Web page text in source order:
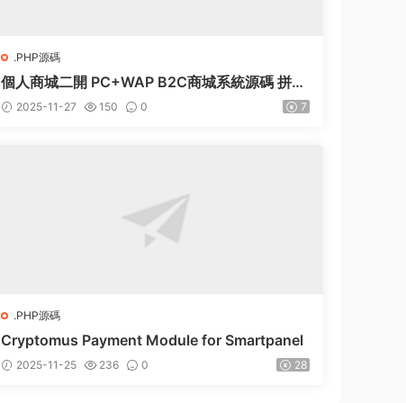
.PHP源碼
個人商城二開 PC+WAP B2C商城系統源碼 拼團
拼購 優惠 折扣 秒殺源碼
2025-11-27 150 0 7
.PHP源碼
Cryptomus Payment Module for Smartpanel
2025-11-25 236 0 28